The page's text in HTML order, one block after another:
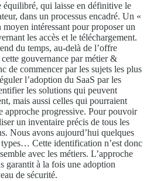
équilibré, qui laisse en définitive le
dans un processus encadré. Un «
intéressant pour proposer un
les accès et le téléchargement.
du temps, au-delà de l’offre
gouvernance par métier &
de commencer par les sujets les plus
l’adoption du SaaS par les
les solutions qui peuvent
mais aussi celles qui pourraient
approche progressive. Pour pouvoir
un inventaire précis de tous les
Nous avons aujourd’hui quelques
Cette identification n’est donc
avec les métiers. L’approche
garantit à la fois une adoption
de sécurité.